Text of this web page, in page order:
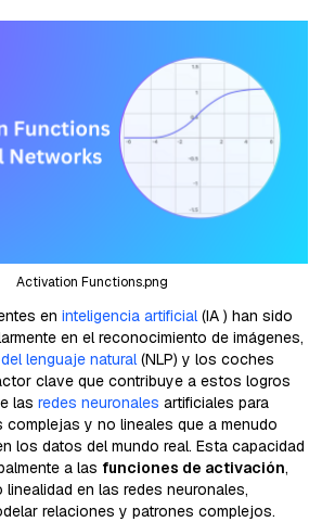
Activation Functions.png
en inteligencia artificial(IA ) han sido
en el reconocimiento de imágenes,
lenguaje natural(NLP) y los coches
clave que contribuye a estos logros
las redes neuronales artificiales para
y no lineales que a menudo
los datos del mundo real. Esta capacidad
a las funciones de activación,
en las redes neuronales,
relaciones y patrones complejos.